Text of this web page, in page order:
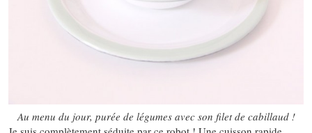
Au menu du jour, purée de légumes avec son filet de cabillaud !